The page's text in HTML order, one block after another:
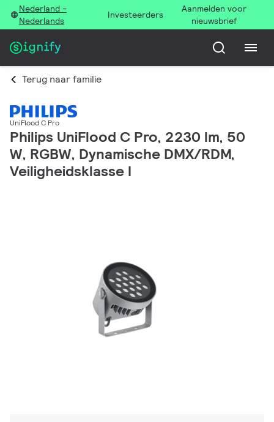
Nederland -
Nederlands
Investeerders
Aanmelden voor
nieuwsbrief
Terug naar familie
UniFlood C Pro
Philips UniFlood C Pro, 2230 lm, 50
W, RGBW, Dynamische DMX/RDM,
Veiligheidsklasse I